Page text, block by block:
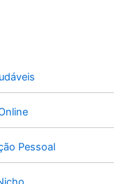
Pessoal